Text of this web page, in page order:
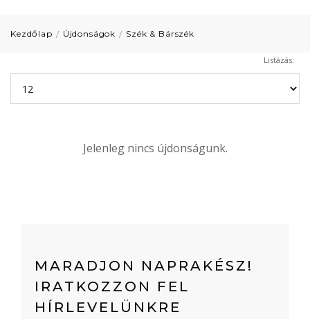
Kezdőlap Újdonságok Szék & Bárszék
Listázás:
Jelenleg nincs újdonságunk.
MARADJON NAPRAKÉSZ!
IRATKOZZON FEL
HÍRLEVELÜNKRE